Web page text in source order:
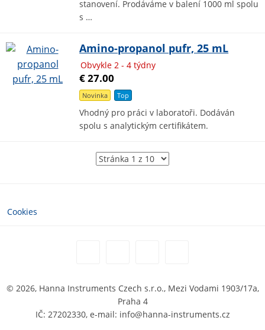
stanovení. Prodáváme v balení 1000 ml spolu
s …
Amino-propanol pufr, 25 mL
Obvykle 2 - 4 týdny
€ 27.00
Novinka Top
Vhodný pro práci v laboratoři. Dodáván
spolu s analytickým certifikátem.
Cookies
© 2026, Hanna Instruments Czech s.r.o., Mezi Vodami 1903/17a,
Praha 4
IČ: 27202330, e-mail: info@hanna-instruments.cz